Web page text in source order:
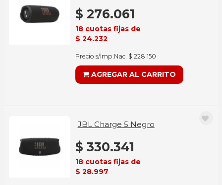
$ 276.061
18 cuotas fijas de
$ 24.232
Precio s/Imp.Nac. $ 228.150
AGREGAR AL CARRITO
JBL Charge 5 Negro
$ 330.341
18 cuotas fijas de
$ 28.997